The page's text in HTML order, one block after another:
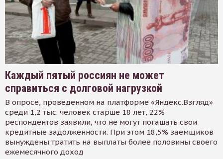
Каждый пятый россиян не может
справиться с долговой нагрузкой
В опросе, проведенном на платформе «Яндекс.Взгляд»
среди 1,2 тыс. человек старше 18 лет, 22%
респондентов заявили, что не могут погашать свои
кредитные задолженности. При этом 18,5% заемщиков
вынуждены тратить на выплаты более половины своего
ежемесячного доход